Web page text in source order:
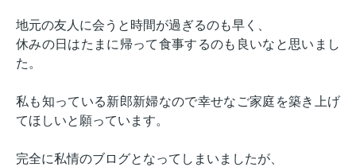
地元の友人に会うと時間が過ぎるのも早く、
休みの日はたまに帰って食事するのも良いなと思いまし
た。
私も知っている新郎新婦なので幸せなご家庭を築き上げ
てほしいと願っています。
完全に私情のブログとなってしまいましたが、